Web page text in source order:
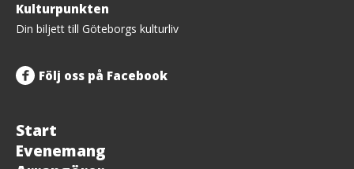
Administrativ producent (Baxter)
Libie Nel
Ljudutrustning
Benever Arendse
Scenmåleri
Yolandi van Jaarsveldt
Tillbaka
upp
Kulturpunkten
Din biljett till Göteborgs kulturliv
Följ oss på Facebook
Start
Evenemang